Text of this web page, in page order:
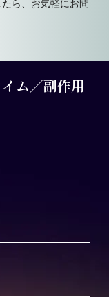
ら、お気軽にお問
ム／副作用